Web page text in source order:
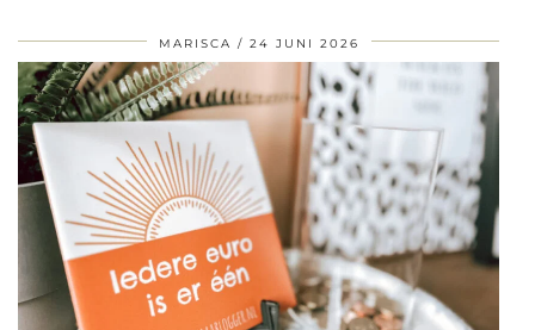
MARISCA 24 JUNI 2026